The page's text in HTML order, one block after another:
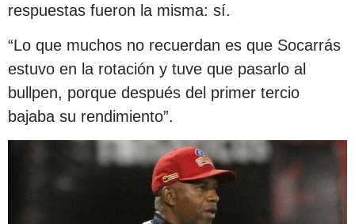
respuestas fueron la misma: sí.
“Lo que muchos no recuerdan es que Socarrás
estuvo en la rotación y tuve que pasarlo al
bullpen, porque después del primer tercio
bajaba su rendimiento”.